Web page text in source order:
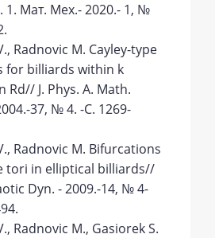
1. Мат. Мех.- 2020.- 1, №
Radnovic M. Cayley-type
for billiards within k
Rd// J. Phys. A. Math.
37, № 4. -С. 1269-
Radnovic M. Bifurcations
tori in elliptical billiards//
Dyn. - 2009.-14, № 4-
Radnovic M., Gasiorek S.